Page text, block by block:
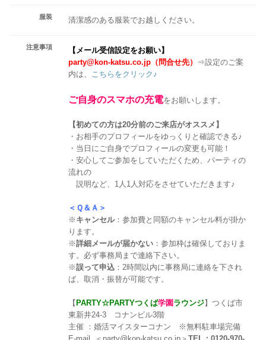
服装 清潔感のある服装でお越しください。
注意事項
【メール受信設定をお願い】
party@kon-katsu.co.jp（問合せ先）
⇒設定のご案
内は、 こちらをクリック♪
ご自身のスマホの充電をお願いします。
【初めての方は20分前のご来店がオススメ】
・お相手のプロフィールをゆっくりと確認できる♪
・当日にご自身でプロフィールの変更も可能！
・安心してご参加をしていただくため、パーティの
流れの
説明など、1人1人対応をさせていただきます♪
＜Ｑ＆Ａ＞
※ キャンセル：参加費と同額のキャンセル料が掛か
ります。
※詳細メールが届かない ：参加枠は確保しておりま
す。必ず事務局まで連絡下さい。
※誤って申込 ：2時間以内に事務局に連絡を下され
ば、取消・振替が可能です。
【 PARTY☆PARTYつくば学園 ラウンジ】つくば市
東新井24-3 コナンビル3階
主催 ：婚活マイスターコナン ※無料駐車場完備